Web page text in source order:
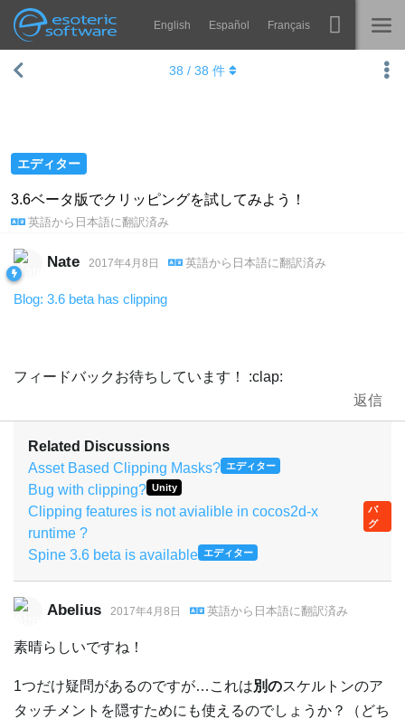
Esoteric Software
Navigation English Español Français
ホーム Spine
よくある質問
エディター
3.6ベータ版でクリッピングを試してみよう！
英語から 日本語に翻訳済み
38 / 38 件
Nate 2017年4月8日 英語から 日本語に翻訳済み
Blog: 3.6 beta has clipping
フィードバックお待ちしています！ :clap:
返信
Related Discussions
Asset Based Clipping Masks? エディター
Bug with clipping? Unity
Clipping features is not avialible in cocos2d-x
runtime ?
バ
グ
Spine 3.6 beta is available エディター
Abelius 2017年4月8日 英語から 日本語に翻訳済み
素晴らしいですね！
1つだけ疑問があるのですが…これは別のスケルトンのア
タッチメントを隠すためにも使えるのでしょうか？（どち